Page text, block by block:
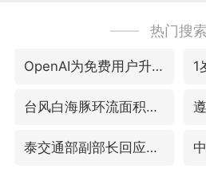
热门搜索
OpenAI为免费用户升级GPT-5.6 Luna
台风白海豚环流面积近似13个浙江
泰交通部副部长回应中国游客遭歧视